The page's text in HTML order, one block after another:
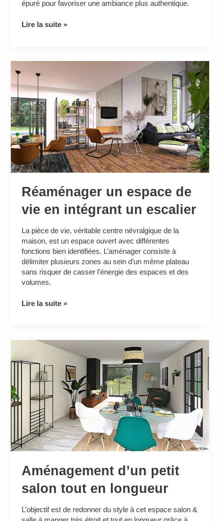
épuré pour favoriser une ambiance plus authentique.
Lire la suite »
Réaménager un espace de
vie en intégrant un escalier
La pièce de vie, véritable centre névralgique de la
maison, est un espace ouvert avec différentes
fonctions bien identifiées. L’aménager consiste à
délimiter plusieurs zones au sein d’un même plateau
sans risquer de casser l’énergie des espaces et des
volumes.
espace
de
vie
en
intégrant
un
escalier
Lire la suite »
Aménagement d’un petit
salon tout en longueur
L’objectif est de redonner du style à cet espace salon &
Aménagement
petit
salon
longueur